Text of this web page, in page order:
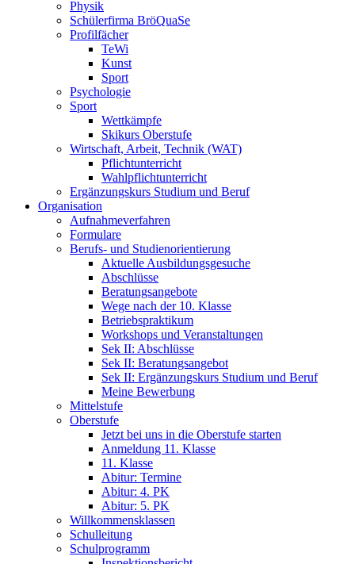
Physik
Schülerfirma BröQuaSe
Profilfächer
TeWi
Kunst
Sport
Psychologie
Sport
Wettkämpfe
Skikurs Oberstufe
Wirtschaft, Arbeit, Technik (WAT)
Pflichtunterricht
Wahlpflichtunterricht
Ergänzungskurs Studium und Beruf
Organisation
Aufnahmeverfahren
Formulare
Berufs- und Studienorientierung
Aktuelle Ausbildungsgesuche
Abschlüsse
Beratungsangebote
Wege nach der 10. Klasse
Betriebspraktikum
Workshops und Veranstaltungen
Sek II: Abschlüsse
Sek II: Beratungsangebot
Sek II: Ergänzungskurs Studium und Beruf
Meine Bewerbung
Mittelstufe
Oberstufe
Jetzt bei uns in die Oberstufe starten
Anmeldung 11. Klasse
11. Klasse
Abitur: Termine
Abitur: 4. PK
Abitur: 5. PK
Willkommensklassen
Schulleitung
Schulprogramm